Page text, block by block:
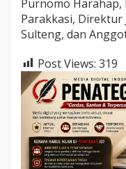
Purnomo Harahap,
Parakkasi, Direktur
Sulteng, dan
Post Views: 319